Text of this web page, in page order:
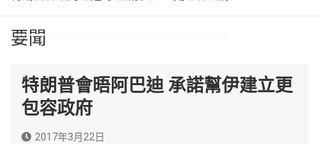
要聞
特朗普會晤阿巴迪 承諾幫伊建立更
包容政府
2017年3月22日